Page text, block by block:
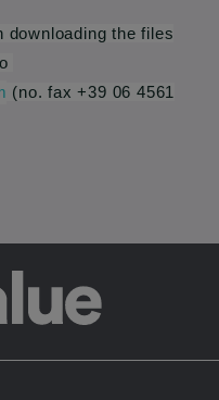
downloading the files
(no. fax +39 06 4561